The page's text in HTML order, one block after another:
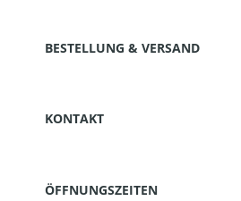
BESTELLUNG & VERSAND
KONTAKT
ÖFFNUNGSZEITEN